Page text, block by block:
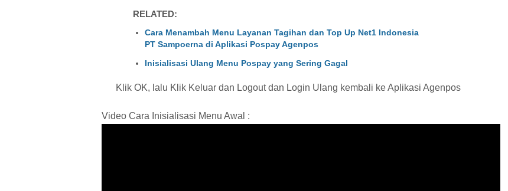
RELATED:
Cara Menambah Menu Layanan Tagihan dan Top Up Net1 Indonesia
PT Sampoerna di Aplikasi Pospay Agenpos
Inisialisasi Ulang Menu Pospay yang Sering Gagal
Klik OK, lalu Klik Keluar dan Logout dan Login Ulang kembali ke Aplikasi Agenpos
Video Cara Inisialisasi Menu Awal :